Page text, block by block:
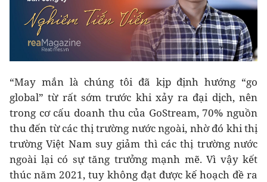
“May mắn là chúng tôi đã kịp định hướng “go
global” từ rất sớm trước khi xảy ra đại dịch, nên
trong cơ cấu doanh thu của GoStream, 70% nguồn
thu đến từ các thị trường nước ngoài, nhờ đó khi thị
trường Việt Nam suy giảm thì các thị trường nước
ngoài lại có sự tăng trưởng mạnh mẽ. Vì vậy kết
thúc năm 2021, tuy không đạt được kế hoạch đề ra